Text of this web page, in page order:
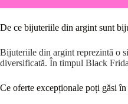
De ce bijuteriile din argint sunt
Bijuteriile din argint reprezintă o
diversificată. În timpul Black
Ce oferte excepționale poți găsi